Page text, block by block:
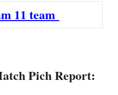
11 team
Pich Report: